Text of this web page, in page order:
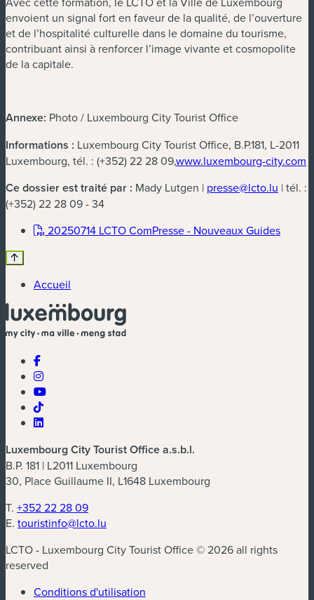
envoient un signal fort en faveur de la qualité, de l’ouverture
et de l’hospitalité culturelle dans le domaine du tourisme,
contribuant ainsi à renforcer l’image vivante et cosmopolite
de la capitale.
Annexe: Photo / Luxembourg City Tourist Office
Informations : Luxembourg City Tourist Office, B.P.181, L-2011
Luxembourg, tél. : (+352) 22 28 09,www.luxembourg-city.com
Ce dossier est traité par : Mady Lutgen | presse@lcto.lu | tél. :
(+352) 22 28 09 - 34
20250714 LCTO ComPresse - Nouveaux Guides
Accueil
Luxembourg City Tourist Office a.s.b.l.
B.P. 181 | L2011 Luxembourg
30, Place Guillaume II, L1648 Luxembourg
T. +352 22 28 09
E. touristinfo@lcto.lu
LCTO - Luxembourg City Tourist Office © 2026 all rights
reserved
Conditions d'utilisation